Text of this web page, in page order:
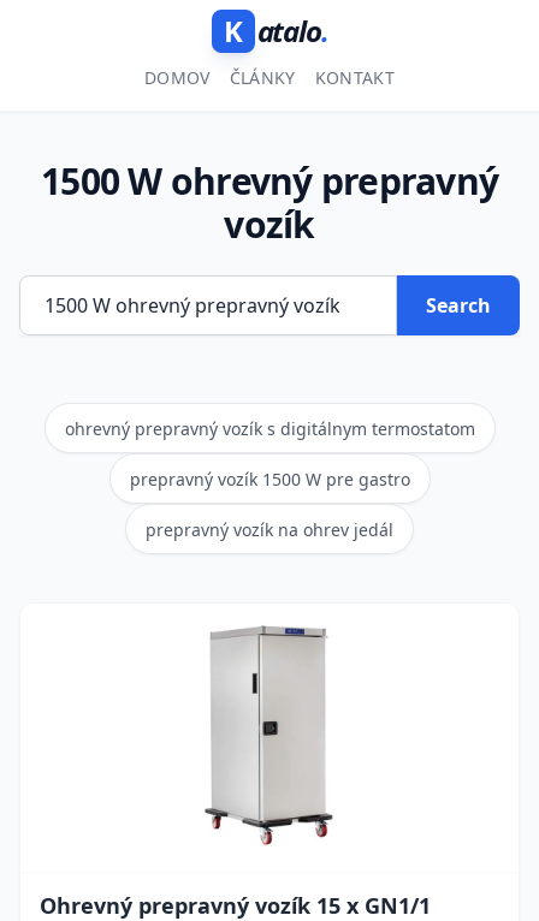
K atalo.
DOMOV ČLÁNKY KONTAKT
1500 W ohrevný prepravný
vozík
Search
ohrevný prepravný vozík s digitálnym termostatom
prepravný vozík 1500 W pre gastro
prepravný vozík na ohrev jedál
Ohrevný prepravný vozík 15 x GN1/1